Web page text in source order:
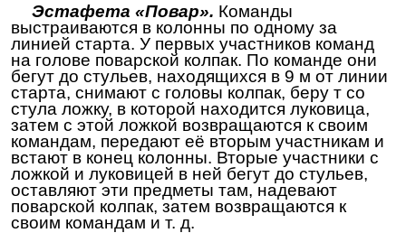
Эстафета «Повар». Команды
выстраиваются в колонны по одному за
линией старта. У первых участников команд
на голове поварской колпак. По команде они
бегут до стульев, находящихся в 9 м от линии
старта, снимают с головы колпак, беру т со
стула ложку, в которой находится луковица,
затем с этой ложкой возвращаются к своим
командам, передают её вторым участникам и
встают в конец колонны. Вторые участники с
ложкой и луковицей в ней бегут до стульев,
оставляют эти предметы там, надевают
поварской колпак, затем возвращаются к
своим командам и т. д.